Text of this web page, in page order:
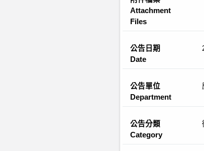
Attachment
Files
公告日期
Date
公告單位
Department
公告分類
Category